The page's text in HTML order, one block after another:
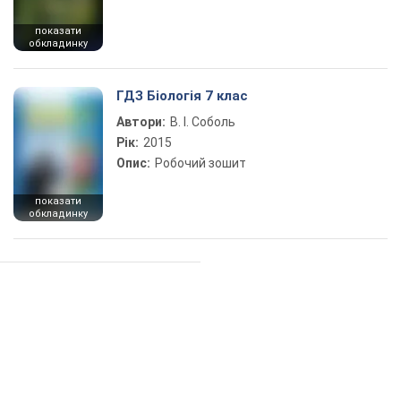
показати
обкладинку
показати
обкладинку
ГДЗ Біологія 7 клас
Автори: В. І. Соболь
Рік: 2015
Опис: Робочий зошит